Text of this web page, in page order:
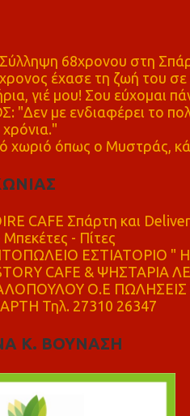
68χρονου στη
έχασε τη ζωή του
γιέ μου! Σου εύχομαι
με ενδιαφέρει το
χωριό όπως ο Μυστράς,
CAFE Σπάρτη και
Μπεκέτες - Πίτες
ΕΣΤΙΑΤΟΡΙΟ "
CAFE & ΨΗΣΤΑΡΙΑ
Ο.Ε ΠΩΛΗΣΕΙΣ
Τηλ. 27310 26347
Κ. ΒΟΥΝΑΣΗ